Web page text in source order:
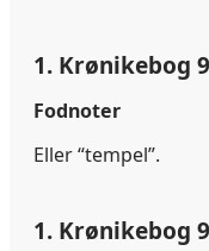
1. Krønikebog
Fodnoter
Eller “tempel”.
1. Krønikebog